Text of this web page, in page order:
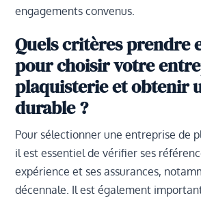
engagements convenus.
Quels critères prendre
pour choisir votre
plaquisterie et obtenir
durable ?
Pour sélectionner une entreprise de
il est essentiel de vérifier ses
expérience et ses assurances,
décennale. Il est également